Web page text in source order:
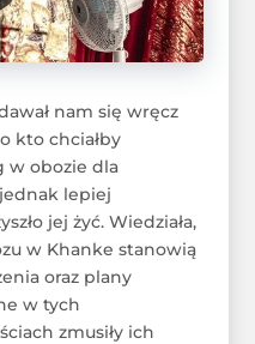
nam się wręcz
kto chciałby
w obozie dla
lepiej
jej żyć. Wiedziała,
w Khanke stanowią
oraz plany
w tych
zmusiły ich